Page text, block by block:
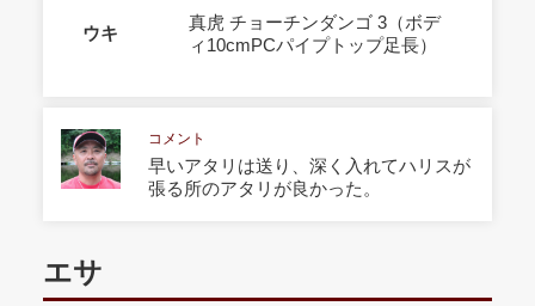
ウキ
真虎 チョーチンダンゴ 3（ボデ
ィ10cmPCパイプトップ足長）
コメント
早いアタリは送り、深く入れてハリスが
張る所のアタリが良かった。
エサ